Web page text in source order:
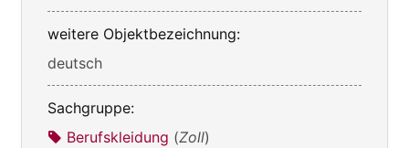
weitere Objektbezeichnung:
deutsch
Sachgruppe:
Berufskleidung (Zoll)